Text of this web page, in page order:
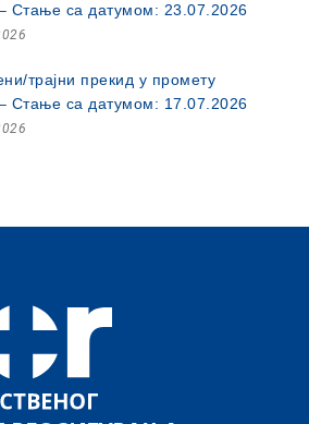
– Стање са датумом: 23.07.2026
трајни прекид у промету
– Стање са датумом: 17.07.2026